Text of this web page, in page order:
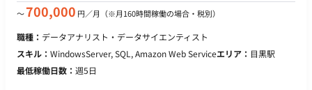
CSVやExcel等の扱いやすい数値データとして出力するまで伴走
信および開発はすべてリモートで完結します） 【担当工程】 要
件定義・設計・実装・テスト・保守運用 ■チーム体制 ・プロダ
クトオーナー：1名 ・AI/データエンジニア（今回募集）：1名 ■
〜700,000 円／月 （※月160時間稼働の場合・税別）
職種： データアナリスト・データサイエンティスト
スキル： WindowsServer, SQL, Amazon Web Serviceエリア： 目黒駅
最低稼働日数： 週5日